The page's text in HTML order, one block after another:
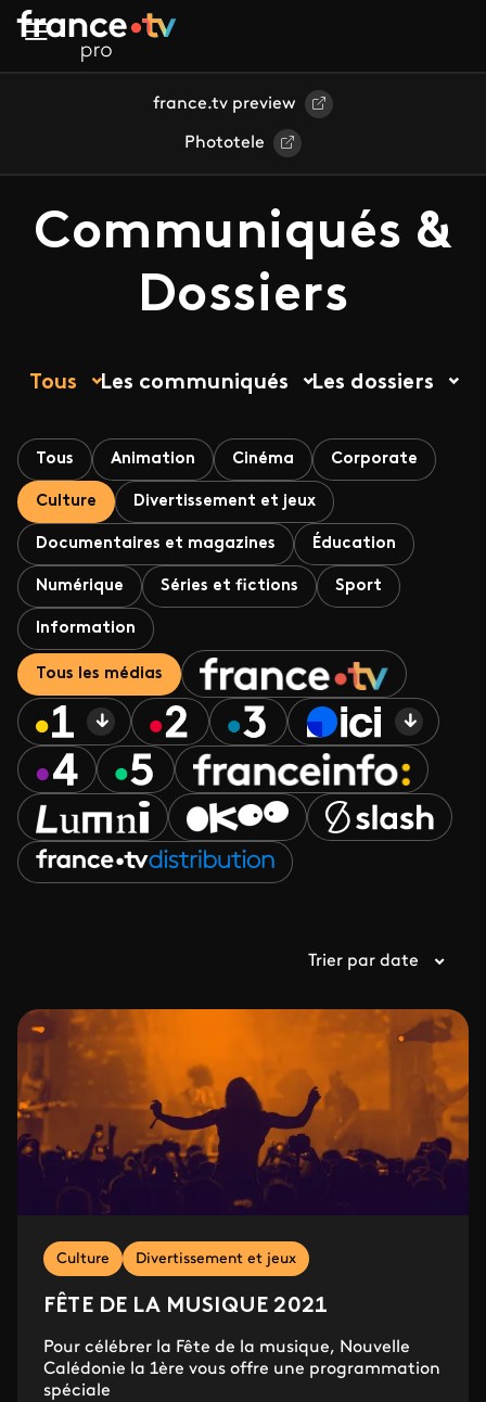
Aller au contenu principal
france.tv preview
Phototele
Communiqués &
Dossiers
Tous Les communiqués Les dossiers
Tous Animation Cinéma Corporate
Culture Divertissement et jeux
Documentaires et magazines Éducation
Numérique Séries et fictions Sport
Information
Tous les médias
Trier par date
Culture Divertissement et jeux
FÊTE DE LA MUSIQUE 2021
Pour célébrer la Fête de la musique, Nouvelle
Calédonie la 1ère vous offre une programmation
spéciale